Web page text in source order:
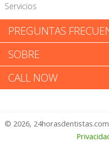
Servicios
Richard J Pittner & Assoc
Richard J
Califica tu
1 – No Feliz
PREGUNTAS
SOBRE
CALL NOW
© 2026,